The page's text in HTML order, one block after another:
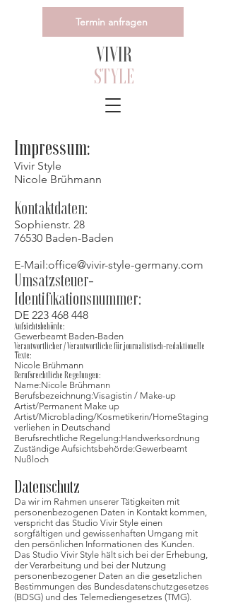
VIVIR
STYLE
Termin anfragen
Impressum:
Vivir Style
Nicole Brühmann
Kontaktdaten:
Sophienstr. 28
76530 Baden-Baden
E-Mail:office@vivir-style-germany.com
Umsatzsteuer-
Identifikationsnummer:
DE 223 468 448
Aufsichtsbehörde:
Gewerbeamt Baden-Baden
Verantwortlicher / Verantwortliche für journalistisch-redaktionelle
Texte:
Nicole Brühmann
Berufsrechtliche Regelungen:
Name:Nicole Brühmann
Berufsbezeichnung:Visagistin / Make-up
Artist/Permanent Make up
Artist/Microblading/Kosmetikerin/HomeStaging
verliehen in Deutschand
Berufsrechtliche Regelung:Handwerksordnung
Zuständige Aufsichtsbehörde:Gewerbeamt
Nußloch
Datenschutz
Da wir im Rahmen unserer Tätigkeiten mit
personenbezogenen Daten in Kontakt kommen,
verspricht das Studio Vivir Style einen
sorgfältigen und gewissenhaften Umgang mit
den persönlichen Informationen des Kunden.
Das Studio Vivir Style hält sich bei der Erhebung,
der Verarbeitung und bei der Nutzung
personenbezogener Daten an die gesetzlichen
Bestimmungen des Bundesdatenschutzgesetzes
(BDSG) und des Telemediengesetzes (TMG).